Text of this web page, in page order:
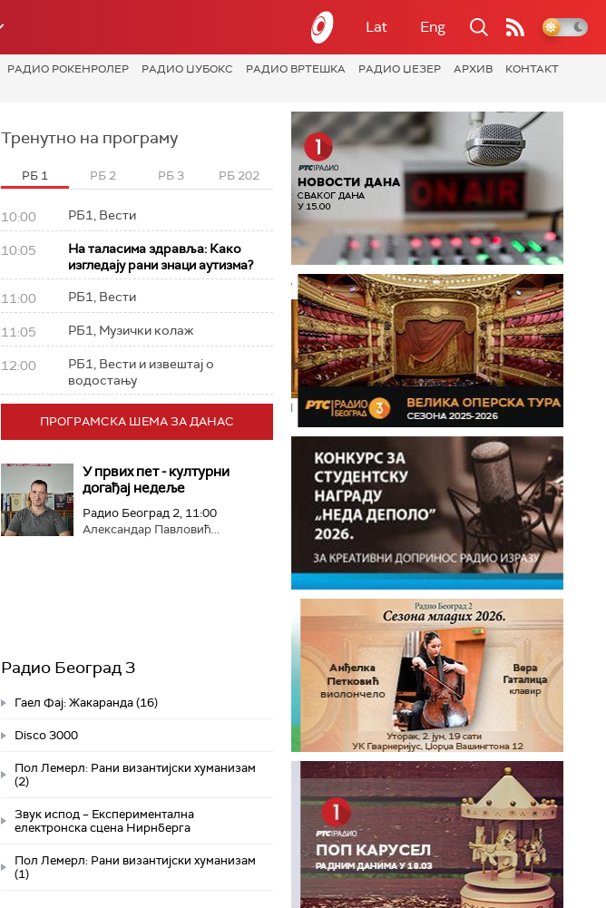
Lat Eng
РАДИО РОКЕНРОЛЕР РАДИО ЏУБОКС РАДИО ВРТЕШКА РАДИО ЏЕЗЕР АРХИВ
КОНТАКТ
Тренутно на програму
РБ 1 РБ 2 РБ 3 РБ 202
10:00 РБ1, Вести
10:05
На таласима здравља: Како
изгледају рани знаци аутизма?
11:00 РБ1, Вести
11:05 РБ1, Музички колаж
12:00
РБ1, Вести и извештај о
водостању
ПРОГРАМСКА ШЕМА ЗА ДАНАС
У првих пет - културни
догађај недеље
Радио Београд 2, 11:00
Александар Павловић...
Радио Београд 3
Гаел Фај: Жакаранда (16)
Disco 3000
Пол Лемерл: Рани византијски хуманизам
(2)
Звук испод – Експериментална
електронска сцена Нирнберга
Пол Лемерл: Рани византијски хуманизам
(1)